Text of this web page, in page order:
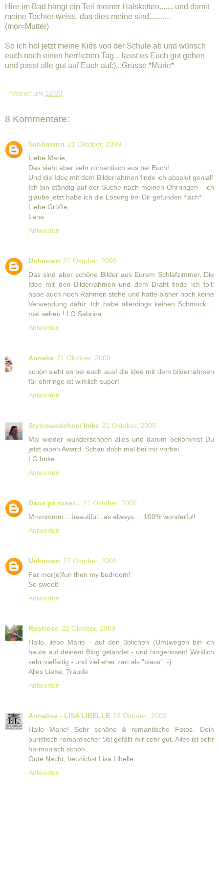
Hier im Bad hängt ein Teil meiner Halsketten....... und damit
meine Tochter weiss, das dies meine sind...........
(mor=Mutter)
So ich hol jetzt meine Kids von der Schule ab und wünsch
euch noch einen herrlichen Tag... lasst es Euch gut gehen
und passt alle gut auf Euch auf:)...Grüsse *Marie*
*Marie* um 12:33
8 Kommentare:
Schönsinn 21 Oktober, 2009
Liebe Marie,
Das sieht aber sehr romantisch aus bei Euch!
Und die Idee mit dem Bilderrahmen finde ich absolut genial!
Ich bin ständig auf der Suche nach meinen Ohrringen - ich
glaube jetzt habe ich die Lösung bei Dir gefunden *lach*
Liebe Grüße,
Lena
Antworten
Unknown 21 Oktober, 2009
Das sind aber schöne Bilder aus Eurem Schlafzimmer. Die
Idee mit den Bilderrahmen und dem Draht finde ich toll;
habe auch noch Rahmen stehe und hatte bisher noch keine
Verwendung dafür. Ich habe allerdings keinen Schmuck....
mal sehen ! LG Sabrina
Antworten
Anneke 21 Oktober, 2009
schön sieht es bei euch aus! die idee mit dem bilderrahmen
für ohrringe ist wirklich super!
Antworten
Stylemaedchen/ Imke 21 Oktober, 2009
Mal wieder wunderschoen alles und darum bekommst Du
jetzt einen Award. Schau doch mal bei mir vorbei.
LG Imke
Antworten
Dans på roser... 21 Oktober, 2009
Mmmmmm....beautiful...as always.... 100% wonderful!
Antworten
Unknown 22 Oktober, 2009
Far mor(e)fun then my bedroom!
So sweet!
Antworten
Rostrose 22 Oktober, 2009
Hallo, liebe Marie - auf den üblichen (Um)wegen bin ich
heute auf deinem Blog gelandet - und hingerissen! Wirklich
sehr vielfältig - und viel eher zart als "blass" ;-)
Alles Liebe, Traude
Antworten
Annalisa - LISA LIBELLE 22 Oktober, 2009
Hallo Marie! Sehr schöne & romantische Fotos. Dein
puristisch-romantischer Stil gefällt mir sehr gut. Alles ist sehr
harmonisch schön..
Gute Nacht, herzlichst Lisa Libelle
Antworten